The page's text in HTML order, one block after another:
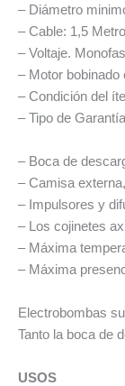
– Diámetro
– Cable: 1,5
– Voltaje.
– Motor bobinado
– Condición del
– Tipo de
– Boca de
– Camisa
– Impulsores y
– Los cojinetes
– Máxima
– Máxima
Electrobombas
Tanto la boca de
USOS